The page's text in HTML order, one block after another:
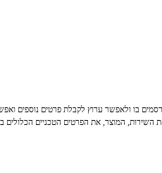
בו ולאפשר ערוץ לקבלת פרטים נוספים
המוצר, את הפרטים הטכניים הכלולים